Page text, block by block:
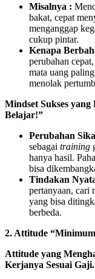
Misalnya :
bakat, cepat
menganggap
cukup pintar.
Kenapa
perubahan
mata uang
menolak
Mindset Sukses
Belajar!”
Perubahan
sebagai training
hanya hasil.
bisa
Tindakan
pertanyaan, cari
yang bisa
berbeda.
2. Attitude
Attitude yang
Kerjanya Sesuai